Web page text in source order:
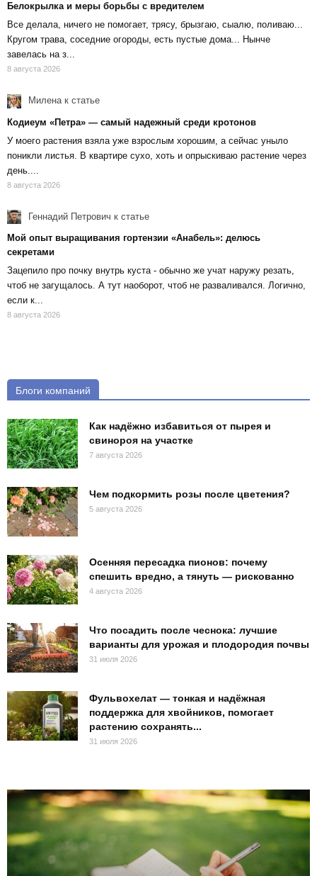
Белокрылка и меры борьбы с вредителем
Все делала, ничего не помогает, трясу, брызгаю, сыалю, поливаю...
Кругом трава, соседние огороды, есть пустые дома... Нынче
завелась на з...
8 августа 2026
Миленак статье
Кодиеум «Петра» — самый надежный среди кротонов
У моего растения взяла уже взрослым хорошим, а сейчас уныло
поникли листья. В квартире сухо, хоть и опрыскиваю растение через
день....
8 августа 2026
Геннадий Петрович к статье
Мой опыт выращивания гортензии «Анабель»: делюсь
секретами
Зацепило про почку внутрь куста - обычно же учат наружу резать,
чтоб не загущалось. А тут наоборот, чтоб не разваливался. Логично,
если к...
8 августа 2026
Блоги компаний
Как надёжно избавиться от пырея и
свинороя на участке
7 августа 2026
Чем подкормить розы после цветения?
5 августа 2026
Осенняя пересадка пионов: почему
спешить вредно, а тянуть — рискованно
4 августа 2026
Что посадить после чеснока: лучшие
варианты для урожая и плодородия почвы
31 июля 2026
Фульвохелат — тонкая и надёжная
поддержка для хвойников, помогает
растению сохранять...
31 июля 2026